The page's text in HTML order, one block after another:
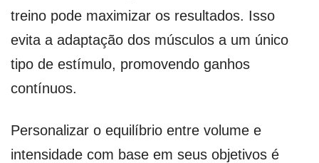
treino pode maximizar os resultados. Isso
evita a adaptação dos músculos a um único
tipo de estímulo, promovendo ganhos
contínuos.
Personalizar o equilíbrio entre volume e
intensidade com base em seus objetivos é